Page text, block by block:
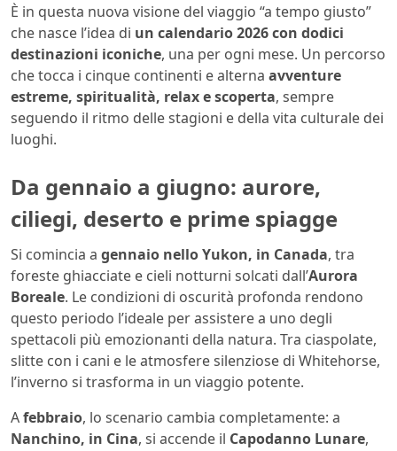
È in questa nuova visione del viaggio “a tempo giusto”
che nasce l’idea di un calendario 2026 con dodici
destinazioni iconiche, una per ogni mese. Un percorso
che tocca i cinque continenti e alterna avventure
estreme, spiritualità, relax e scoperta, sempre
seguendo il ritmo delle stagioni e della vita culturale dei
luoghi.
Da gennaio a giugno: aurore,
ciliegi, deserto e prime spiagge
Si comincia a gennaio nello Yukon, in Canada, tra
foreste ghiacciate e cieli notturni solcati dall’Aurora
Boreale. Le condizioni di oscurità profonda rendono
questo periodo l’ideale per assistere a uno degli
spettacoli più emozionanti della natura. Tra ciaspolate,
slitte con i cani e le atmosfere silenziose di Whitehorse,
l’inverno si trasforma in un viaggio potente.
Afebbraio, lo scenario cambia completamente: a
Nanchino, in Cina, si accende il Capodanno Lunare,